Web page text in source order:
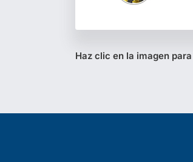
Haz clic en la imagen